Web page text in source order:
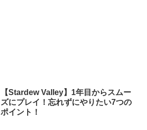
【Stardew Valley】1年目からスムー
ズにプレイ！忘れずにやりたい7つの
ポイント！